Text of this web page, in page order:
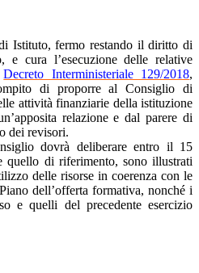
Istituto, fermo restando il diritto di
e cura l’esecuzione delle relative
Decreto Interministeriale 129/2018,
di proporre al Consiglio di
attività finanziarie della istituzione
relazione e dal parere di
dei revisori.
dovrà deliberare entro il 15
quello di riferimento, sono illustrati
delle risorse in coerenza con le
dell’offerta formativa, nonché i
e quelli del precedente esercizio